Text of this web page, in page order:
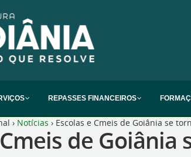
REPASSES FINANCEIROS
› Notícias › Escolas e Cmeis de Goiânia se
de